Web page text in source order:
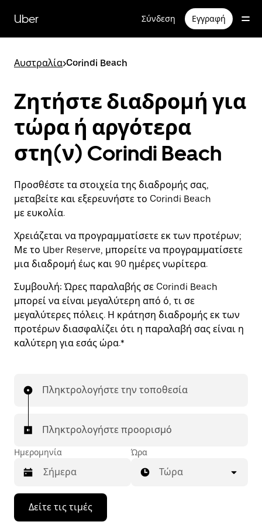
κύριο
περιεχόμενο
Uber Σύνδεση Εγγραφή
Αυστραλία>Corindi Beach
Ζητήστε διαδρομή για
τώρα ή αργότερα
στη(ν) Corindi Beach
Προσθέστε τα στοιχεία της διαδρομής σας,
μεταβείτε και εξερευνήστε το Corindi Beach
με ευκολία.
Χρειάζεται να προγραμματίσετε εκ των προτέρων;
Με το Uber Reserve, μπορείτε να προγραμματίσετε
μια διαδρομή έως και 90 ημέρες νωρίτερα.
Συμβουλή: Ώρες παραλαβής σε Corindi Beach
μπορεί να είναι μεγαλύτερη από ό, τι σε
μεγαλύτερες πόλεις. Η κράτηση διαδρομής εκ των
προτέρων διασφαλίζει ότι η παραλαβή σας είναι η
καλύτερη για εσάς ώρα.*
Πληκτρολογήστε την τοποθεσία
Πληκτρολογήστε προορισμό
Ημερομηνία
Πατήστε
πλήκτρο
Ώρα
Τώρα
Δείτε τις τιμές